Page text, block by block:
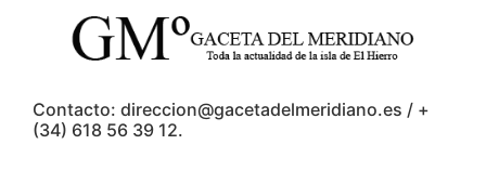
Contacto: direccion@gacetadelmeridiano.es / +
(34) 618 56 39 12.